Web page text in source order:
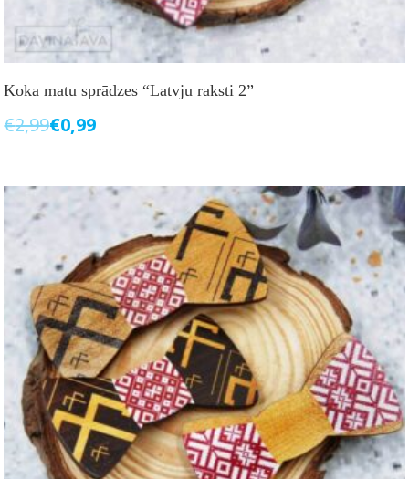
Koka matu sprādzes “Latvju raksti 2”
€2,99€0,99